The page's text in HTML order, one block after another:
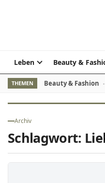
Leben Beauty &
THEMEN Beauty & Fashion
Archiv
Schlagwort: